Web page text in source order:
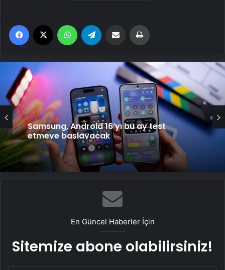
Facebook WhatsApp Email'den paylaş
Samsung, Android 16’yı bu ay test
etmeye başlayacak
En Güncel Haberler İçin
Sitemize abone olabilirsiniz!